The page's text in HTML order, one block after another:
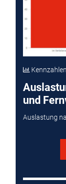
Kennzahlen
und
Auslastung